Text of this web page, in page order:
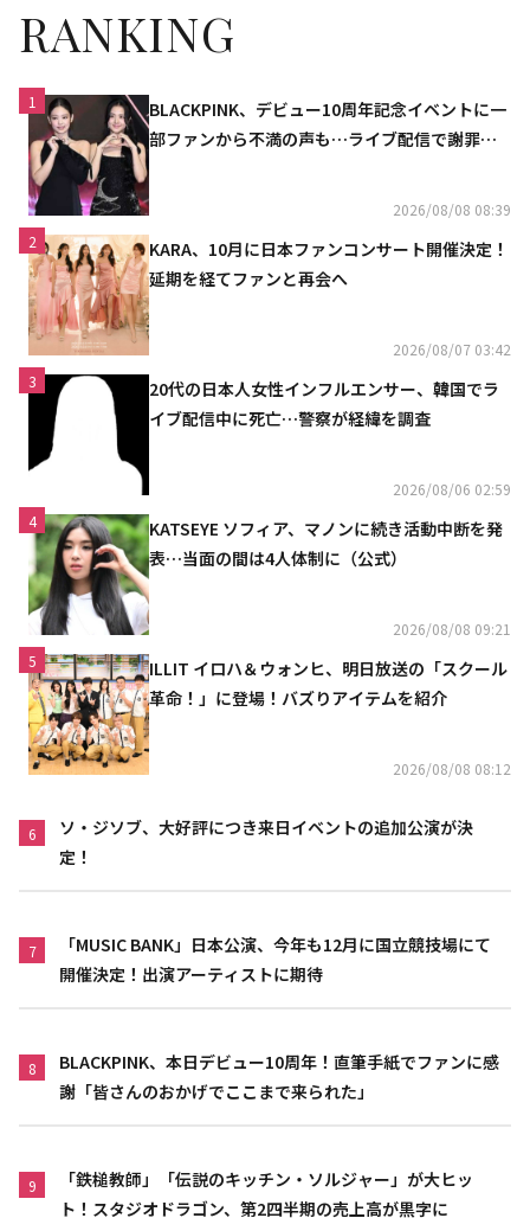
RANKING
1
BLACKPINK、デビュー10周年記念イベントに一
部ファンから不満の声も…ライブ配信で謝罪
2026/08/08 08:39
2
KARA、10月に日本ファンコンサート開催決定！
延期を経てファンと再会へ
2026/08/07 03:42
3
20代の日本人女性インフルエンサー、韓国でラ
イブ配信中に死亡…警察が経緯を調査
2026/08/06 02:59
4
KATSEYE ソフィア、マノンに続き活動中断を発
表…当面の間は4人体制に（公式）
2026/08/08 09:21
5
ILLIT イロハ＆ウォンヒ、明日放送の「スクール
革命！」に登場！バズりアイテムを紹介
2026/08/08 08:12
6
ソ・ジソブ、大好評につき来日イベントの追加公演が決
定！
7
「MUSIC BANK」日本公演、今年も12月に国立競技場にて
開催決定！出演アーティストに期待
8
BLACKPINK、本日デビュー10周年！直筆手紙でファンに感
謝「皆さんのおかげでここまで来られた」
9
「鉄槌教師」「伝説のキッチン・ソルジャー」が大ヒッ
ト！スタジオドラゴン、第2四半期の売上高が黒字に